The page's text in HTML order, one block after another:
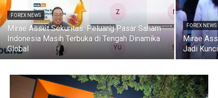
FOREX NEWS
Mirae Asset Sekuritas: Peluang Pasar Saham
Indonesia Masih Terbuka di Tengah Dinamika
Global
FOREX NEWS
Mirae
Jadi